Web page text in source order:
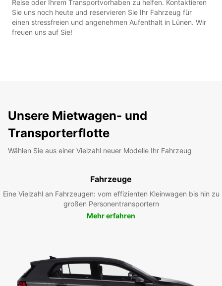
Reise oder Ihrem Transportvorhaben zu helfen. Kontaktieren
Sie uns noch heute und reservieren Sie Ihr Fahrzeug für
einen stressfreien und angenehmen Aufenthalt in Lünen. Wir
freuen uns auf Sie!
Unsere Mietwagen- und
Transporterflotte
Wählen Sie aus einer Vielzahl neuer Modelle Ihr Fahrzeug
Fahrzeuge
Eine Vielzahl an Fahrzeugen: vom effizienten Kleinwagen bis hin zu
großen Personentransportern
Mehr erfahren